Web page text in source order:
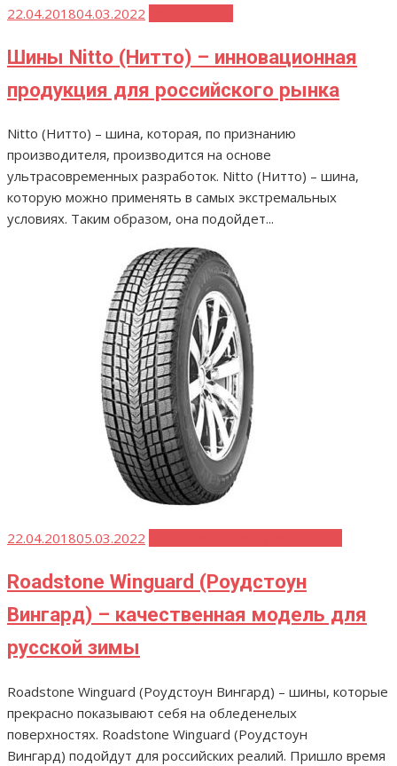
Опубликовано
22.04.201804.03.2022
Шины Nitto (Нитто) – инновационная
продукция для российского рынка
Nitto (Нитто) – шина, которая, по признанию
производителя, производится на основе
ультрасовременных разработок. Nitto (Нитто) – шина,
которую можно применять в самых экстремальных
условиях. Таким образом, она подойдет...
Опубликовано
22.04.201805.03.2022
Roadstone Winguard (Роудстоун
Вингард) – качественная модель для
русской зимы
Roadstone Winguard (Роудстоун Вингард) – шины, которые
прекрасно показывают себя на обледенелых
поверхностях. Roadstone Winguard (Роудстоун
Вингард) подойдут для российских реалий. Пришло время